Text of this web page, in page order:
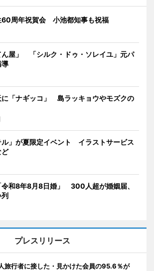
60周年祝賀会 小池都知事も祝福
ん屋」 「シルク・ドゥ・ソレイユ」元パ
導
に「ナギッコ」 島ラッキョウやモズクの
ル」が夏限定イベント イラストサービス
ど
令和8年8月8日婚」 300人超が婚姻届、
列
プレスリリース
旅行者に接した・見かけた会員の95.6％が